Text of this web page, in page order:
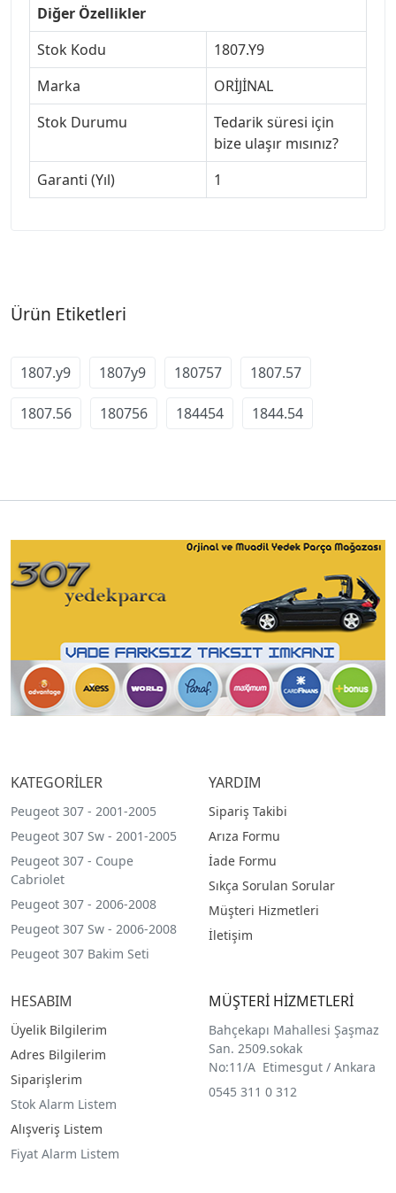
Diğer Özellikler
Stok Kodu
1807.Y9
Marka
ORİJİNAL
Stok Durumu
Tedarik süresi için
bize ulaşır mısınız?
Garanti (Yıl)
1
Ürün Etiketleri
1807.y9 1807y9 180757 1807.57
1807.56 180756 184454 1844.54
KATEGORİLER
Peugeot 307 - 2001-2005
Peugeot 307 Sw - 2001-2005
Peugeot 307 - Coupe
Cabriolet
Peugeot 307 - 2006-2008
Peugeot 307 Sw - 2006-2008
Peugeot 307 Bakim Seti
YARDIM
Sipariş Takibi
Arıza Formu
İade Formu
Sıkça Sorulan Sorular
Müşteri Hizmetleri
İletişim
HESABIM
Üyelik Bilgilerim
Adres Bilgilerim
Siparişlerim
Stok Alarm Listem
Alışveriş Listem
Fiyat Alarm Listem
MÜŞTERİ HİZMETLERİ
Bahçekapı Mahallesi Şaşmaz
San. 2509.sokak
No:11/A Etimesgut / Ankara
0545 311 0 312